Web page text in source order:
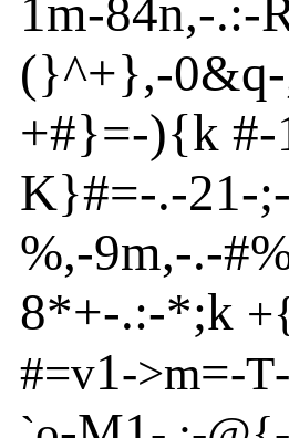
1m-84n,-.:-
(}^+},-0&q-
+#}=-){k #-
K}#=-.-21-;-
%,-9m,-.-
8*+-.:-*;k
#=v1->m=-T-